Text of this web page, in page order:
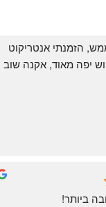
יפה מאוד, אקנה שוב
ביותר!